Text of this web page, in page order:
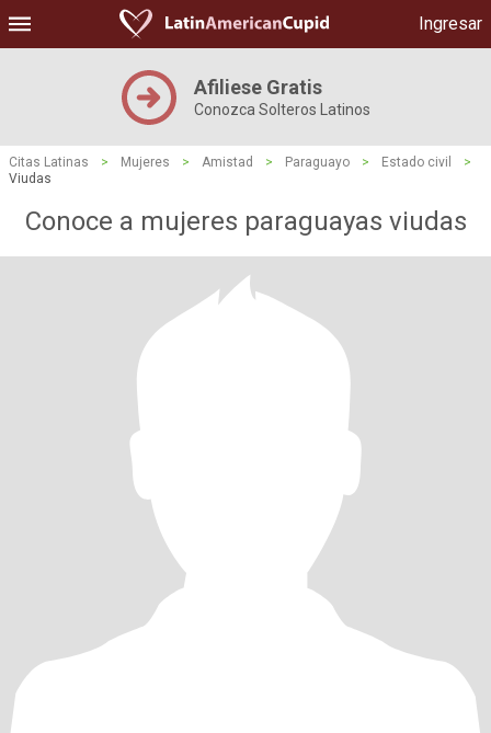
Ingresar
Afiliese Gratis
Conozca Solteros Latinos
Citas Latinas > Mujeres > Amistad > Paraguayo > Estado civil
>
Viudas
Conoce a mujeres paraguayas viudas